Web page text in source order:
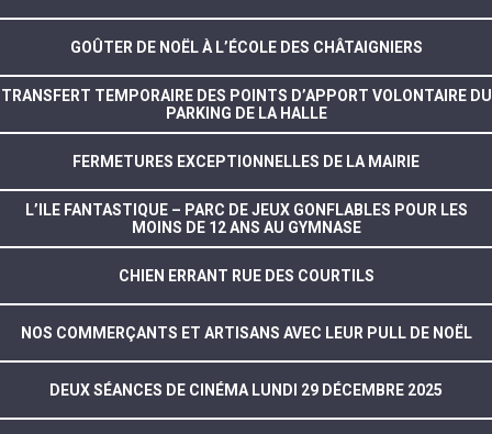
GOÛTER DE NOËL À L’ÉCOLE DES CHÂTAIGNIERS
TRANSFERT TEMPORAIRE DES POINTS D’APPORT VOLONTAIRE DU
PARKING DE LA HALLE
FERMETURES EXCEPTIONNELLES DE LA MAIRIE
L’ILE FANTASTIQUE – PARC DE JEUX GONFLABLES POUR LES
MOINS DE 12 ANS AU GYMNASE
CHIEN ERRANT RUE DES COURTILS
NOS COMMERÇANTS ET ARTISANS AVEC LEUR PULL DE NOËL
DEUX SÉANCES DE CINÉMA LUNDI 29 DÉCEMBRE 2025